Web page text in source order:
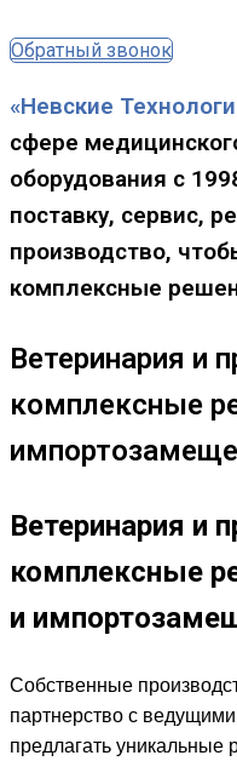
Обратный звонок
«Невские
сфере
оборудования с
поставку, сервис,
производство,
комплексные
Ветеринария и
комплексные
Ветеринария и
комплексные
и
Собственные
партнерство с
предлагать уникальные